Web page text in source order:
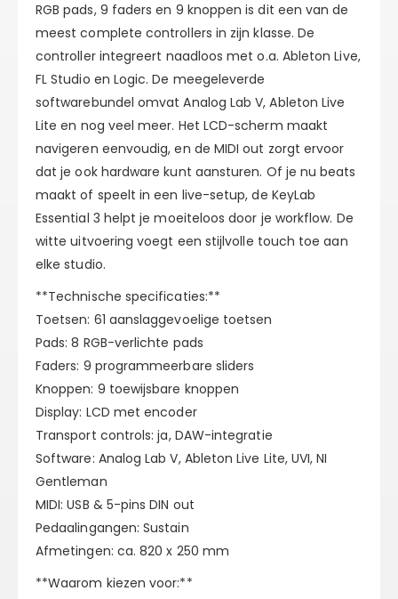
RGB pads, 9 faders en 9 knoppen is dit een van de
meest complete controllers in zijn klasse. De
controller integreert naadloos met o.a. Ableton Live,
FL Studio en Logic. De meegeleverde
softwarebundel omvat Analog Lab V, Ableton Live
Lite en nog veel meer. Het LCD-scherm maakt
navigeren eenvoudig, en de MIDI out zorgt ervoor
dat je ook hardware kunt aansturen. Of je nu beats
maakt of speelt in een live-setup, de KeyLab
Essential 3 helpt je moeiteloos door je workflow. De
witte uitvoering voegt een stijlvolle touch toe aan
elke studio.
**Technische specificaties:**
Toetsen: 61 aanslaggevoelige toetsen
Pads: 8 RGB-verlichte pads
Faders: 9 programmeerbare sliders
Knoppen: 9 toewijsbare knoppen
Display: LCD met encoder
Transport controls: ja, DAW-integratie
Software: Analog Lab V, Ableton Live Lite, UVI, NI
Gentleman
MIDI: USB & 5-pins DIN out
Pedaalingangen: Sustain
Afmetingen: ca. 820 x 250 mm
**Waarom kiezen voor:**